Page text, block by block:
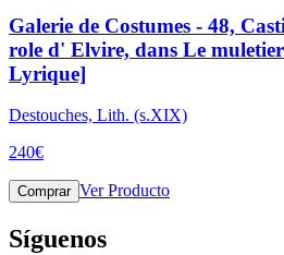
Galerie de Costumes - 48,
role d' Elvire, dans Le
Lyrique]
Destouches, Lith. (s.XIX)
240€
Comprar Ver Producto
Síguenos